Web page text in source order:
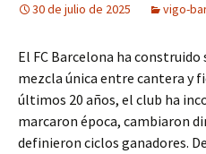
30 de julio de 2025 vigo-
El FC Barcelona ha construido
mezcla única entre cantera y
últimos 20 años, el club ha
marcaron época, cambiaron
definieron ciclos ganadores.